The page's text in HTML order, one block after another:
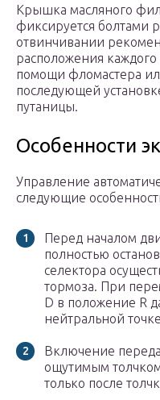
Крышка масляного
фиксируется болтами
отвинчивании
расположения
помощи фломастера
последующей
путаницы.
Особенности
Управление
следующие
Перед началом
полностью
селектора
тормоза. При
D в положение R
нейтральной
Включение
ощутимым
только после